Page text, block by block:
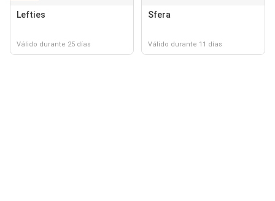
Lefties
Válido durante 25 días
Sfera
Válido durante 11 días